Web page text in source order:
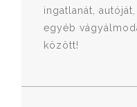
ingatlanát,
egyéb
között!